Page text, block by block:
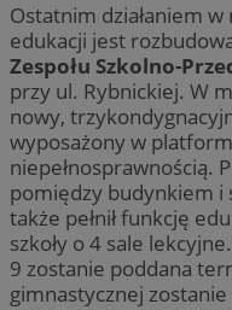
Ostatnim działaniem
edukacji jest
Zespołu Szkolno-
przy ul. Rybnickiej. W
nowy,
wyposażony w
niepełnosprawnością.
pomiędzy budynkiem i
także pełnił funkcję
szkoły o 4 sale
9 zostanie poddana
gimnastycznej